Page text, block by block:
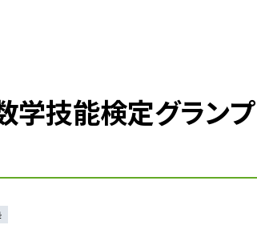
学技能検定グラン